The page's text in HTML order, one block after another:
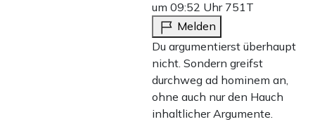
um 09:52 Uhr 751T
Melden
Du argumentierst überhaupt
nicht. Sondern greifst
durchweg ad hominem an,
ohne auch nur den Hauch
inhaltlicher Argumente.